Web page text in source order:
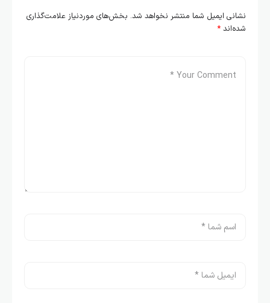
نشانی ایمیل شما منتشر نخواهد شد. بخش‌های موردنیاز علامت‌گذاری
شده‌اند *